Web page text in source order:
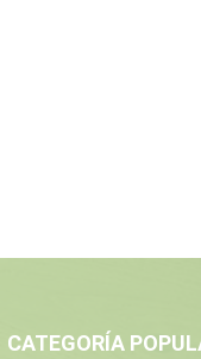
CATEGORÍA